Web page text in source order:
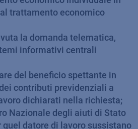
trattamento economico
la domanda telematica,
informativi centrali
del beneficio spettante in
contributi previdenziali a
dichiarati nella richiesta;
Nazionale degli aiuti di Stato
quel datore di lavoro sussistano